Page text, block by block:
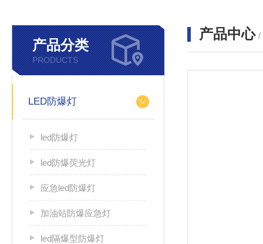
产品分类
PRODUCTS
LED防爆灯
led防爆灯
led防爆荧光灯
应急led防爆灯
加油站防爆应急灯
led隔爆型防爆灯
产品中心 /